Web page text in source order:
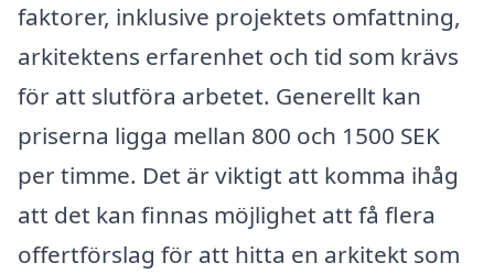
faktorer, inklusive projektets omfattning,
arkitektens erfarenhet och tid som krävs
för att slutföra arbetet. Generellt kan
priserna ligga mellan 800 och 1500 SEK
per timme. Det är viktigt att komma ihåg
att det kan finnas möjlighet att få flera
offertförslag för att hitta en arkitekt som